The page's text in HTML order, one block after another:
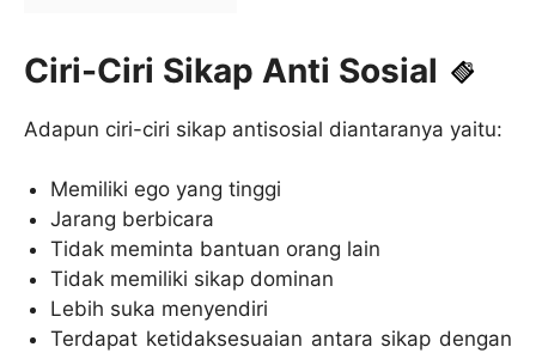
Ciri-Ciri Sikap Anti Sosial
Adapun ciri-ciri sikap antisosial diantaranya yaitu:
Memiliki ego yang tinggi
Jarang berbicara
Tidak meminta bantuan orang lain
Tidak memiliki sikap dominan
Lebih suka menyendiri
Terdapat ketidaksesuaian antara sikap dengan